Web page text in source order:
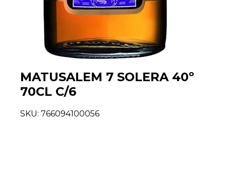
MATUSALEM 7 SOLERA 40º
70CL C/6
SKU: 766094100056